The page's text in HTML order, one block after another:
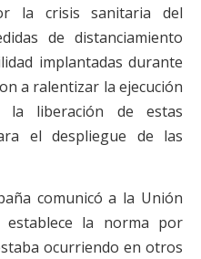
la crisis sanitaria del
de distanciamiento
implantadas durante
a ralentizar la ejecución
la liberación de estas
el despliegue de las
comunicó a la Unión
la norma por
ocurriendo en otros